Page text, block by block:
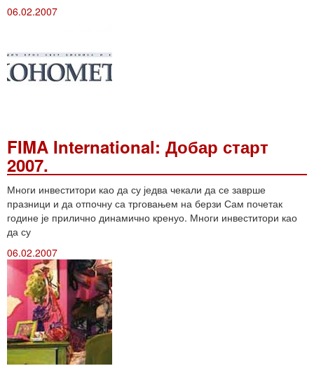
06.02.2007
FIMA International: Добар старт
2007.
Многи инвеститори као да су једва чекали да се заврше
празници и да отпочну са трговањем на берзи Сам почетак
године је прилично динамично кренуо. Многи инвеститори као
да су
06.02.2007